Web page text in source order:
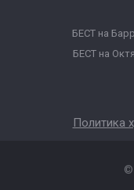
БЕСТ на
БЕСТ на
Политика
©